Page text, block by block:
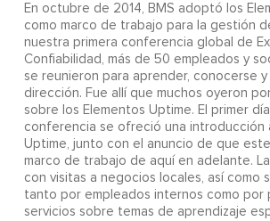
En octubre de 2014, BMS adoptó los
como marco de trabajo para la gestión
nuestra primera conferencia global de
Confiabilidad, más de 50 empleados y
se reunieron para aprender, conocerse
dirección. Fue allí que muchos oyeron
sobre los Elementos Uptime. El primer
conferencia se ofreció una introducción
Uptime, junto con el anuncio de que
marco de trabajo de aquí en adelante.
con visitas a negocios locales, así como
tanto por empleados internos como por
servicios sobre temas de aprendizaje